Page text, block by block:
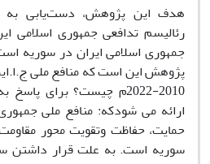
هدف این پژوهش، دست‌یابی
رئالیسم تدافعی جمهوری اسلامی
جمهوری اسلامی ایران در سوریه
پژوهش این است که منافع ملی
2010-2022م چیست؟ برای
ارائه می شودکه: منافع ملی
حمایت، حفاظت وتقویت محور
سوریه است. به علت قرار داشتن